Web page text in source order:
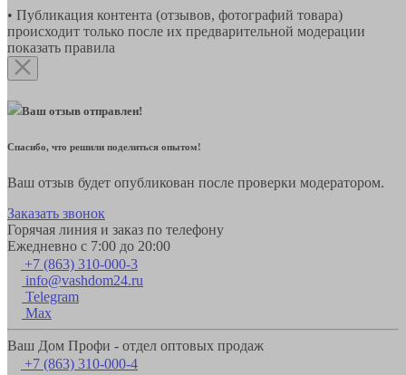
• Публикация контента (отзывов, фотографий товара)
происходит только после их предварительной модерации
показать правила
Ваш отзыв отправлен!
Спасибо, что решили поделиться опытом!
Ваш отзыв будет опубликован после проверки модератором.
Заказать звонок
Горячая линия и заказ по телефону
Ежедневно с 7:00 до 20:00
+7 (863) 310-000-3
info@vashdom24.ru
Telegram
Max
Ваш Дом Профи - отдел оптовых продаж
+7 (863) 310-000-4